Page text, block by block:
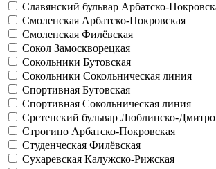
Славянский бульвар Арбатско-
Смоленская Арбатско-Покровская
Смоленская Филёвская
Сокол Замоскворецкая
Сокольники Бутовская
Сокольники Сокольническая линия
Спортивная Бутовская
Спортивная Сокольническая линия
Сретенский бульвар Люблинско-
Строгино Арбатско-Покровская
Студенческая Филёвская
Сухаревская Калужско-Рижская